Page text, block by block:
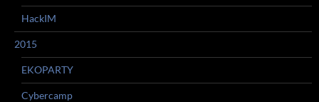
HackIM
2015
EKOPARTY
Cybercamp